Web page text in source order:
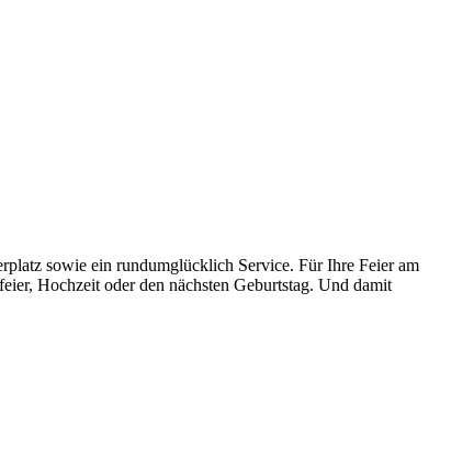
sowie ein rundumglücklich Service. Für Ihre Feier am
Hochzeit oder den nächsten Geburtstag. Und damit